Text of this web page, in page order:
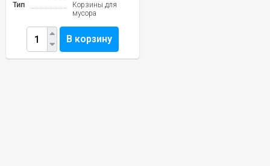
Тип
Корзины для
мусора
В корзину